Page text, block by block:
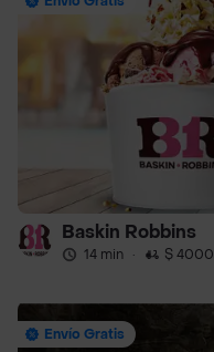
Baskin Robbins
14 min · $ 4000
Envío Gratis